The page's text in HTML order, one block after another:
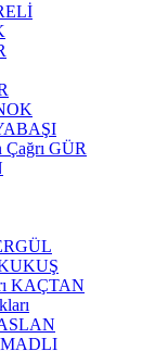
GÜR
KAÇTAN